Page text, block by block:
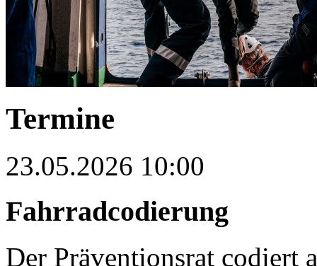
Termine
23.05.2026 10:00
Fahrradcodierung
Der Präventionsrat codiert